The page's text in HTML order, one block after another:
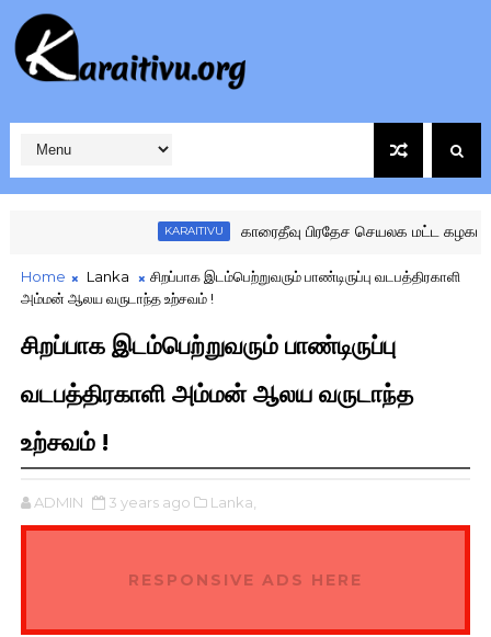
KARAITIVU காரைதீவு பிரதேச செயலக மட்ட
Home Lanka
சிறப்பாக இடம்பெற்றுவரும் பாண்டிருப்பு வடபத்திரகாளி
அம்மன் ஆலய வருடாந்த உற்சவம் !
சிறப்பாக இடம்பெற்றுவரும் பாண்டிருப்பு
வடபத்திரகாளி அம்மன் ஆலய வருடாந்த
உற்சவம் !
ADMIN 3 years ago Lanka,
RESPONSIVE ADS HERE